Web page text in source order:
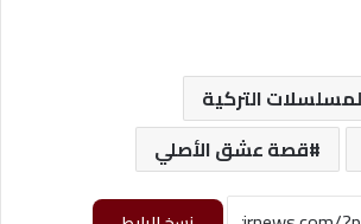
التركية
قصة عشق الأصلي